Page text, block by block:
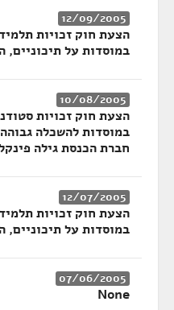
12/09/2005
הצעת חוק זכויות
במוסדות על תיכוניים,
10/08/2005
הצעת חוק זכויות
חברת הכנסת גילה
12/07/2005
הצעת חוק זכויות
במוסדות על תיכוניים,
07/06/2005
None